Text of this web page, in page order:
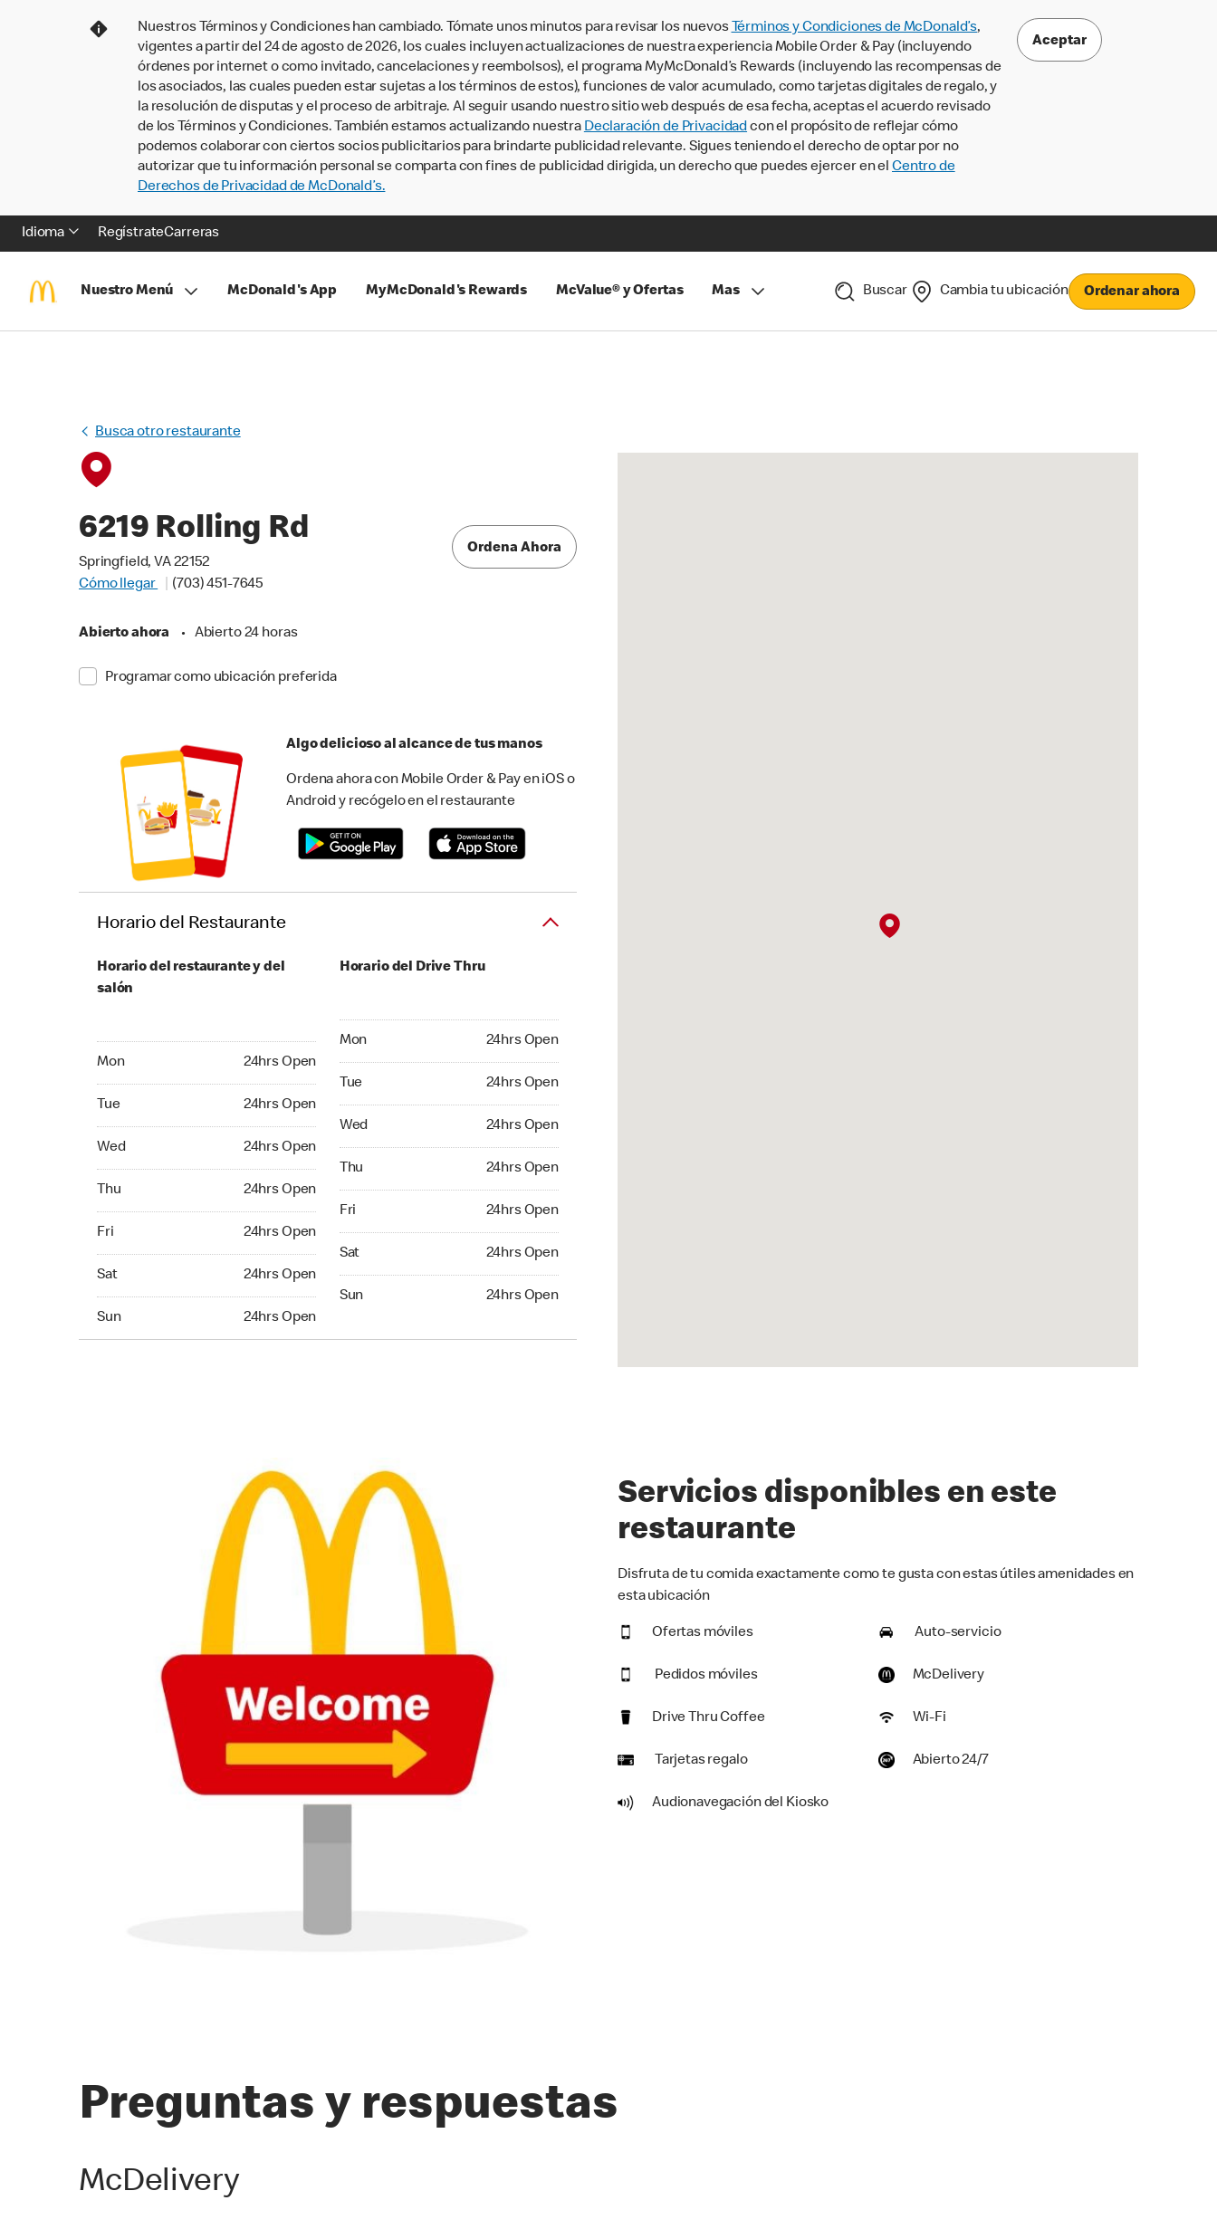
Nuestros Términos y Condiciones han cambiado. Tómate unos minutos para revisar los nuevos Términos y Condiciones de McDonald’s,
vigentes a partir del 24 de agosto de 2026, los cuales incluyen actualizaciones de nuestra experiencia Mobile Order & Pay (incluyendo
órdenes por internet o como invitado, cancelaciones y reembolsos), el programa MyMcDonald’s Rewards (incluyendo las recompensas de
los asociados, las cuales pueden estar sujetas a los términos de estos), funciones de valor acumulado, como tarjetas digitales de regalo, y
la resolución de disputas y el proceso de arbitraje. Al seguir usando nuestro sitio web después de esa fecha, aceptas el acuerdo revisado
de los Términos y Condiciones. También estamos actualizando nuestra Declaración de Privacidadcon el propósito de reflejar cómo
podemos colaborar con ciertos socios publicitarios para brindarte publicidad relevante. Sigues teniendo el derecho de optar por no
autorizar que tu información personal se comparta con fines de publicidad dirigida, un derecho que puedes ejercer en el Centro de
Derechos de Privacidad de McDonald’s.
Aceptar
Idioma RegístrateCarreras
Nuestro Menú McDonald's App MyMcDonald's Rewards McValue® y Ofertas Mas Buscar Cambia tu ubicación Ordenar ahora
Busca otro restaurante
6219 Rolling Rd
Springfield, VA 22152
Cómo llegar
(703) 451-7645
Abierto ahora • Abierto 24 horas
Programar como ubicación preferida
Ordena Ahora
Algo delicioso al alcance de tus manos
Ordena ahora con Mobile Order & Pay en iOS o
Android y recógelo en el restaurante
Horario del Restaurante
Horario del restaurante y del
salón
Mon 24hrs Open
Tue 24hrs Open
Wed 24hrs Open
Thu 24hrs Open
Fri 24hrs Open
Sat 24hrs Open
Sun 24hrs Open
Horario del Drive Thru
Mon 24hrs Open
Tue 24hrs Open
Wed 24hrs Open
Thu 24hrs Open
Fri 24hrs Open
Sat 24hrs Open
Sun 24hrs Open
Servicios disponibles en este
restaurante
Disfruta de tu comida exactamente como te gusta con estas útiles amenidades en
esta ubicación
Ofertas móviles Auto-servicio
Pedidos móviles McDelivery
Drive Thru Coffee Wi-Fi
Tarjetas regalo Abierto 24/7
Audionavegación del Kiosko
Preguntas y respuestas
McDelivery